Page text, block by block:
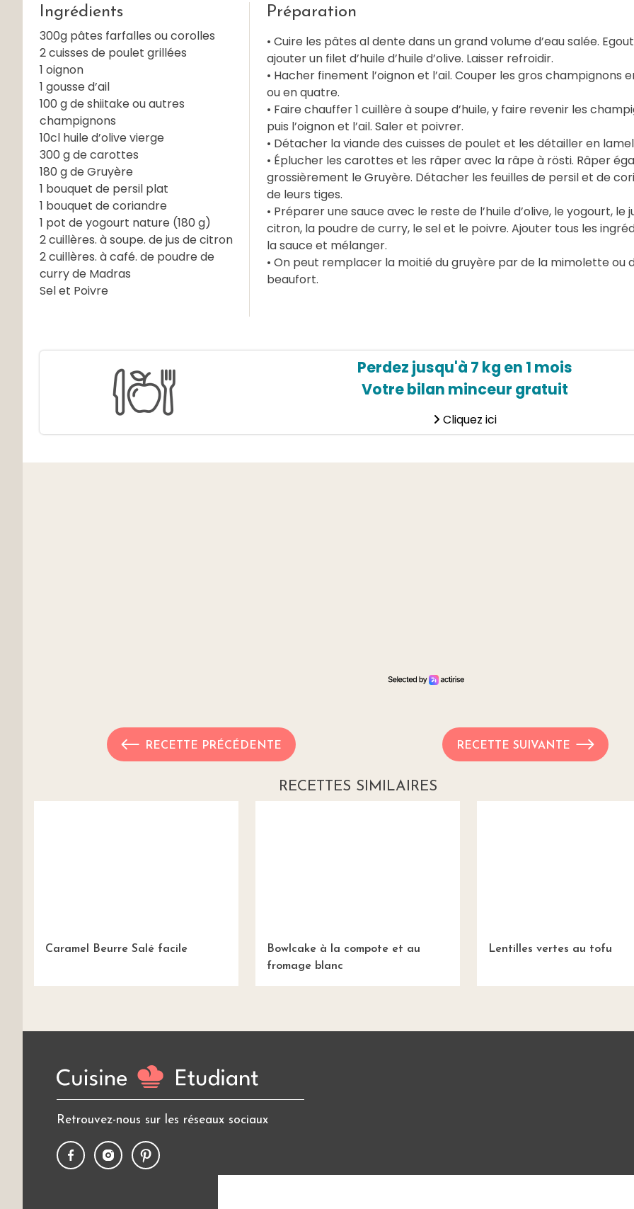
Ingrédients
300g pâtes farfalles ou corolles
2 cuisses de poulet grillées
1 oignon
1 gousse d’ail
100 g de shiitake ou autres
champignons
10cl huile d’olive vierge
300 g de carottes
180 g de Gruyère
1 bouquet de persil plat
1 bouquet de coriandre
1 pot de yogourt nature (180 g)
2 cuillères. à soupe. de jus de citron
2 cuillères. à café. de poudre de
curry de Madras
Sel et Poivre
Préparation
• Cuire les pâtes al dente dans un grand volume d’eau salée.
ajouter un filet d’huile d’huile d’olive. Laisser refroidir.
• Hacher finement l’oignon et l’ail. Couper les gros champignons
ou en quatre.
• Faire chauffer 1 cuillère à soupe d’huile, y faire revenir les
puis l’oignon et l’ail. Saler et poivrer.
• Détacher la viande des cuisses de poulet et les détailler en
• Éplucher les carottes et les râper avec la râpe à rösti. Râper
grossièrement le Gruyère. Détacher les feuilles de persil et de
de leurs tiges.
• Préparer une sauce avec le reste de l’huile d’olive, le yogourt, le
citron, la poudre de curry, le sel et le poivre. Ajouter tous les
la sauce et mélanger.
• On peut remplacer la moitié du gruyère par de la mimolette ou
beaufort.
Perdez jusqu'à 7 kg en 1 mois
Votre bilan minceur gratuit
Cliquez ici
RECETTE PRÉCÉDENTE RECETTE SUIVANTE
RECETTES SIMILAIRES
Caramel Beurre Salé facile
Bowlcake à la compote et au
fromage blanc
Lentilles vertes au tofu
Retrouvez-nous sur les réseaux sociaux